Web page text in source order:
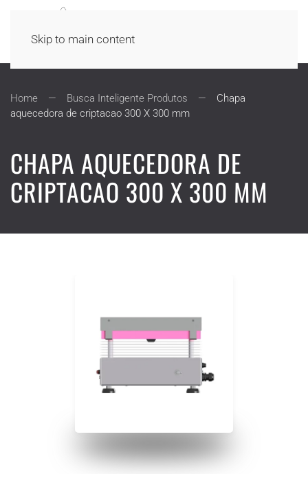
Skip to main content
Home Busca Inteligente Produtos
Chapa
aquecedora de criptacao 300 X 300 mm
CHAPA AQUECEDORA DE
CRIPTACAO 300 X 300 MM